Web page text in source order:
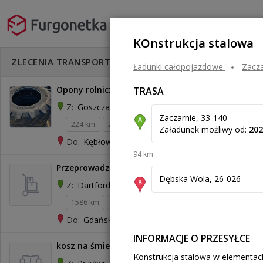
KOnstrukcja stalowa
Ładunki całopojazdowe
TRASA
Zaczarnie, 33-140
Załadunek możliwy od:
94 km
Dębska Wola, 26-026
INFORMACJE O PRZESYŁCE
Konstrukcja stalowa w
ZLECENIA TRANSPORTU Rozwiń filtry
Opony rolnicze 2 sztuki
Z: Goszczanów
224 km 240 kg 2,18 m³ 200 zł
Do: Kębłowo
Przeprowadzka UK - Polska
Z: Dartford
1586 km
Do: Gdańsk
kosz na śmieci